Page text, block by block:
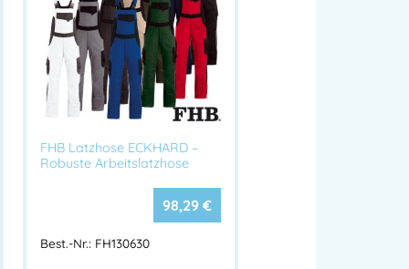
FHB Latzhose ECKHARD –
Robuste Arbeitslatzhose
98,29 €
Best.-Nr.: FH130630